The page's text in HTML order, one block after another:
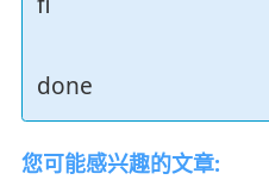
done
您可能感兴趣的文章: